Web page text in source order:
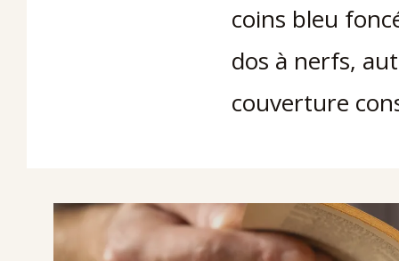
coins bleu
dos à nerfs,
couverture